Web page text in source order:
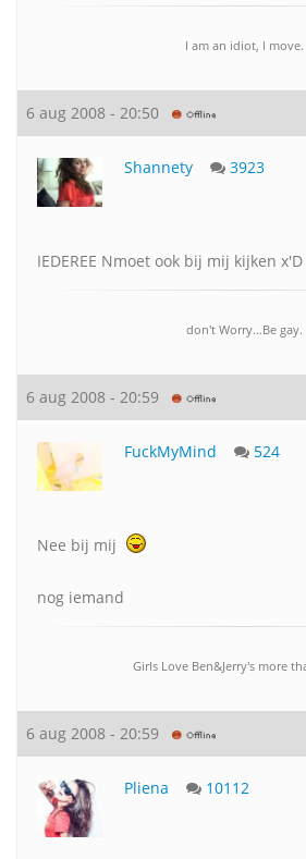
I am an idiot, I move.
6 aug 2008 - 20:50
Shannety 3923
IEDEREE Nmoet ook bij mij kijken x'D
don't Worry...Be gay.
6 aug 2008 - 20:59
FuckMyMind 524
Nee bij mij
nog iemand
Girls Love Ben&Jerry's more
6 aug 2008 - 20:59
Pliena 10112